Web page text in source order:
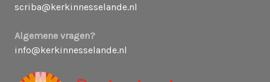
scriba@kerkinnesselande.nl
Algemene vragen?
info@kerkinnesselande.nl